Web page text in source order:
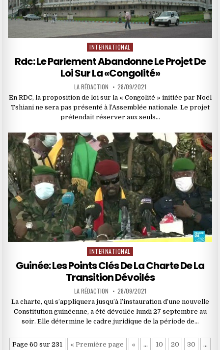
Posted
INTERNATIONAL
Rdc: Le Parlement Abandonne Le Projet De
Loi Sur La «Congolité»
LA RÉDACTION 28/09/2021
En RDC, la proposition de loi sur la « Congolité » initiée par Noël
Tshiani ne sera pas présenté à l’Assemblée nationale. Le projet
prétendait réserver aux seuls…
Posted
in
INTERNATIONAL
Guinée: Les Points Clés De La Charte De La
Transition Dévoilés
LA RÉDACTION 28/09/2021
La charte, qui s’appliquera jusqu’à l’instauration d’une nouvelle
Constitution guinéenne, a été dévoilée lundi 27 septembre au
soir. Elle détermine le cadre juridique de la période de…
Page 60 sur 231 « Première page « … 10 20 30 …